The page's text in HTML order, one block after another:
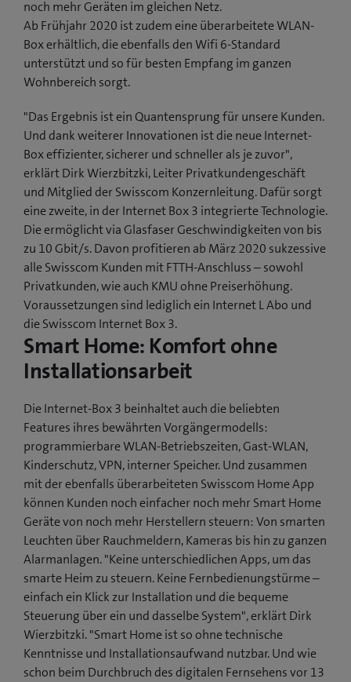
noch mehr Geräten im gleichen Netz.
Ab Frühjahr 2020 ist zudem eine überarbeitete WLAN-
Box erhältlich, die ebenfalls den Wifi 6-Standard
unterstützt und so für besten Empfang im ganzen
Wohnbereich sorgt.
"Das Ergebnis ist ein Quantensprung für unsere Kunden.
Und dank weiterer Innovationen ist die neue Internet-
Box effizienter, sicherer und schneller als je zuvor",
erklärt Dirk Wierzbitzki, Leiter Privatkundengeschäft
und Mitglied der Swisscom Konzernleitung. Dafür sorgt
eine zweite, in der Internet Box 3 integrierte Technologie.
Die ermöglicht via Glasfaser Geschwindigkeiten von bis
zu 10 Gbit/s. Davon profitieren ab März 2020 sukzessive
alle Swisscom Kunden mit FTTH-Anschluss – sowohl
Privatkunden, wie auch KMU ohne Preiserhöhung.
Voraussetzungen sind lediglich ein Internet L Abo und
die Swisscom Internet Box 3.
Smart Home: Komfort ohne
Installationsarbeit
Die Internet-Box 3 beinhaltet auch die beliebten
Features ihres bewährten Vorgängermodells:
programmierbare WLAN-Betriebszeiten, Gast-WLAN,
Kinderschutz, VPN, interner Speicher. Und zusammen
mit der ebenfalls überarbeiteten Swisscom Home App
können Kunden noch einfacher noch mehr Smart Home
Geräte von noch mehr Herstellern steuern: Von smarten
Leuchten über Rauchmeldern, Kameras bis hin zu ganzen
Alarmanlagen. "Keine unterschiedlichen Apps, um das
smarte Heim zu steuern. Keine Fernbedienungstürme –
einfach ein Klick zur Installation und die bequeme
Steuerung über ein und dasselbe System", erklärt Dirk
Wierzbitzki. "Smart Home ist so ohne technische
Kenntnisse und Installationsaufwand nutzbar. Und wie
schon beim Durchbruch des digitalen Fernsehens vor 13